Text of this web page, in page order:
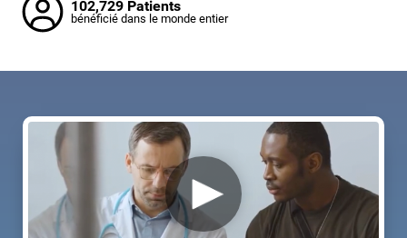
102,729 Patients
bénéficié dans le monde entier